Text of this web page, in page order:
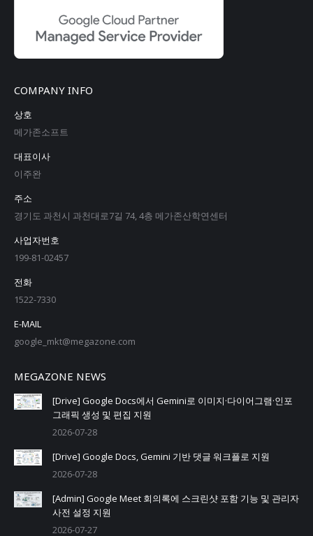
COMPANY INFO
상호
메가존소프트
대표이사
이주완
주소
경기도 과천시 과천대로7길 74, 4층 메가존산학연센터
사업자번호
199-81-02457
전화
1522-7330
E-MAIL
google_mkt@megazone.com
MEGAZONE NEWS
[Drive] Google Docs에서 Gemini로 이미지·다이어그램·인포
그래픽 생성 및 편집 지원
2026-07-28
[Drive] Google Docs, Gemini 기반 댓글 워크플로 지원
2026-07-28
[Admin] Google Meet 회의록에 스크린샷 포함 기능 및 관리자
사전 설정 지원
2026-07-27